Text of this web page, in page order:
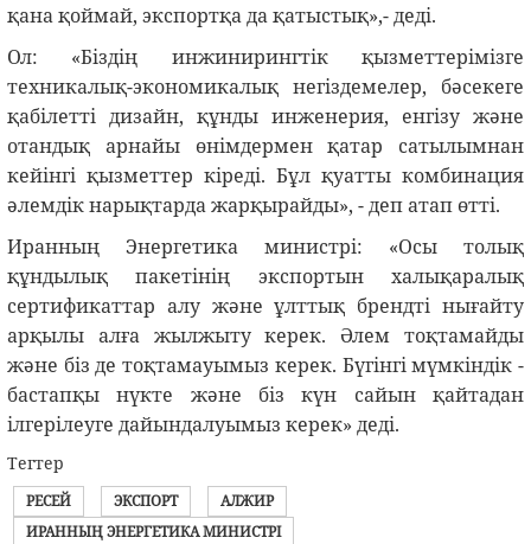
қана қоймай, экспортқа да қатыстық»,- деді.
Ол: «Біздің инжинирингтік қызметтерімізге
техникалық-экономикалық негіздемелер, бәсекеге
қабілетті дизайн, құнды инженерия, енгізу және
отандық арнайы өнімдермен қатар сатылымнан
кейінгі қызметтер кіреді. Бұл қуатты комбинация
әлемдік нарықтарда жарқырайды», - деп атап өтті.
Иранның Энергетика министрі: «Осы толық
құндылық пакетінің экспортын халықаралық
сертификаттар алу және ұлттық брендті нығайту
арқылы алға жылжыту керек. Әлем тоқтамайды
және біз де тоқтамауымыз керек. Бүгінгі мүмкіндік -
бастапқы нүкте және біз күн сайын қайтадан
ілгерілеуге дайындалуымыз керек» деді.
Тегтер
РЕСЕЙ ЭКСПОРТ
АЛЖИР
ИРАННЫҢ ЭНЕРГЕТИКА МИНИСТРІ